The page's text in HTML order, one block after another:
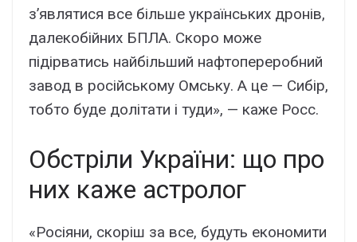
з’являтися все більше українських дронів,
далекобійних БПЛА. Скоро може
підірватись найбільший нафтопереробний
завод в російському Омську. А це — Сибір,
тобто буде долітати і туди», — каже Росс.
Обстріли України: що про
них каже астролог
«Росіяни, скоріш за все, будуть економити